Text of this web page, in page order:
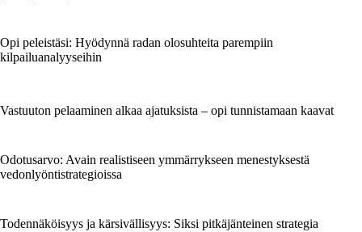
Opi peleistäsi: Hyödynnä radan olosuhteita parempiin
kilpailuanalyyseihin
Vastuuton pelaaminen alkaa ajatuksista – opi tunnistamaan kaavat
Odotusarvo: Avain realistiseen ymmärrykseen menestyksestä
vedonlyöntistrategioissa
Todennäköisyys ja kärsivällisyys: Siksi pitkäjänteinen strategia